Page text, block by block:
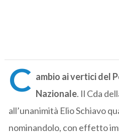
C ambio ai vertici del
Nazionale. Il Cda
all’unanimità Elio Schiavo
nominandolo, con effetto